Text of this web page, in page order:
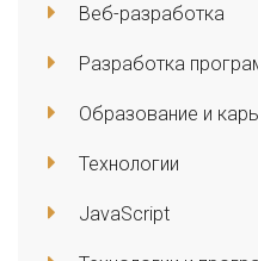
Веб-разработка
Разработка
Образование и
Технологии
JavaScript